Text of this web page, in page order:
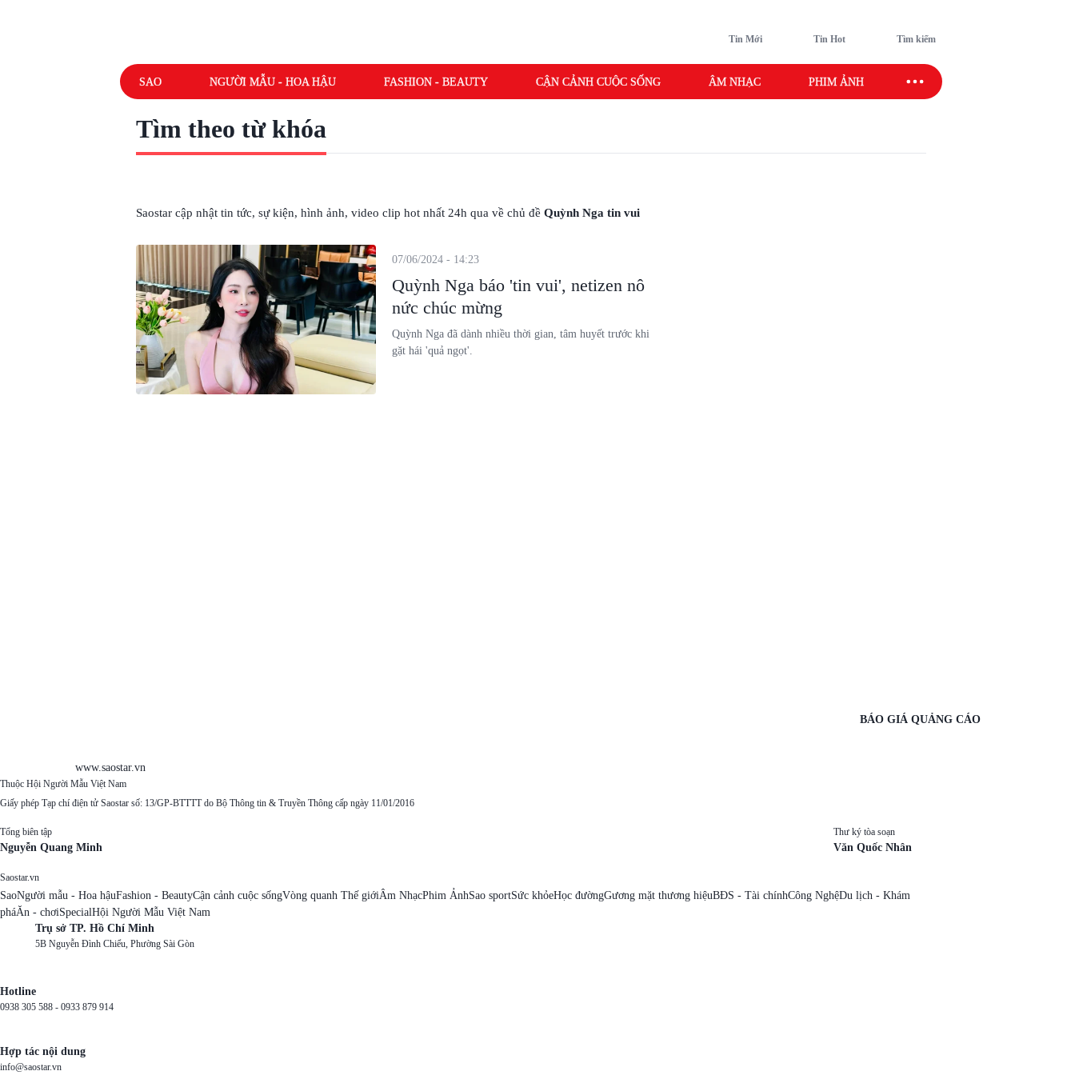
Tin Mới Tin Hot Tìm kiếm
SAO NGƯỜI MẪU - HOA HẬU FASHION - BEAUTY CẬN CẢNH CUỘC SỐNG ÂM NHẠC PHIM ẢNH SAO SPORT
Tìm theo từ khóa
Saostar cập nhật tin tức, sự kiện, hình ảnh, video clip hot nhất 24h qua về chủ đề Quỳnh Nga tin vui
Quỳnh Nga báo 'tin vui', netizen nô
nức chúc mừng
07/06/2024 - 14:23
Quỳnh Nga đã dành nhiều thời gian, tâm huyết trước khi
gặt hái 'quả ngọt'.
www.saostar.vn
BÁO GIÁ QUẢNG CÁO
Thuộc Hội Người Mẫu Việt Nam
Giấy phép Tạp chí điện tử Saostar số: 13/GP-BTTTT do Bộ Thông tin & Truyền Thông cấp ngày 11/01/2016
Tổng biên tập
Nguyễn Quang Minh
Thư ký tòa soạn
Văn Quốc Nhân
Saostar.vn
SaoNgười mẫu - Hoa hậuFashion - BeautyCận cảnh cuộc sốngVòng quanh Thế giớiÂm NhạcPhim ẢnhSao sportSức khỏeHọc đườngGương mặt thương hiệuBĐS - Tài chínhCông NghệDu lịch - Khám
pháĂn - chơiSpecialHội Người Mẫu Việt Nam
Trụ sở TP. Hồ Chí Minh
5B Nguyễn Đình Chiểu, Phường Sài Gòn
Hotline
0938 305 588 - 0933 879 914
Hợp tác nội dung
info@saostar.vn